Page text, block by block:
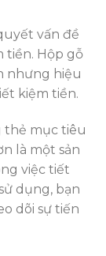
vấn đề
tiền. Hộp gỗ
nhưng hiệu
kiệm tiền.
thẻ mục tiêu
là một sản
việc tiết
dụng, bạn
dõi sự tiến